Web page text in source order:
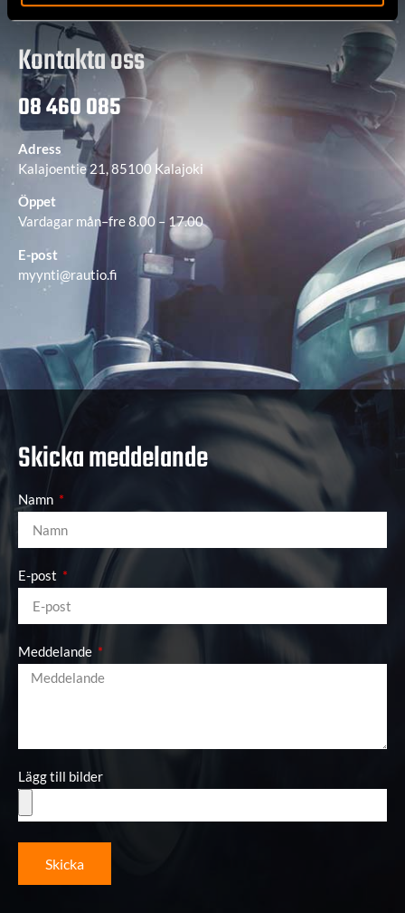
Kontakta oss
08 460 085
Adress
Kalajoentie 21, 85100 Kalajoki
Öppet
Vardagar mån–fre 8.00 – 17.00
E-post
myynti@rautio.fi
Skicka meddelande
Namn
E-post
Meddelande
Lägg till bilder
Skicka